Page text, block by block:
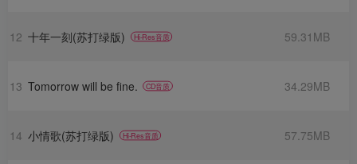
12 十年一刻(苏打绿版) Hi-Res音质 59.31MB
13 Tomorrow will be fine. CD音质 34.29MB
14 小情歌(苏打绿版) Hi-Res音质 57.75MB